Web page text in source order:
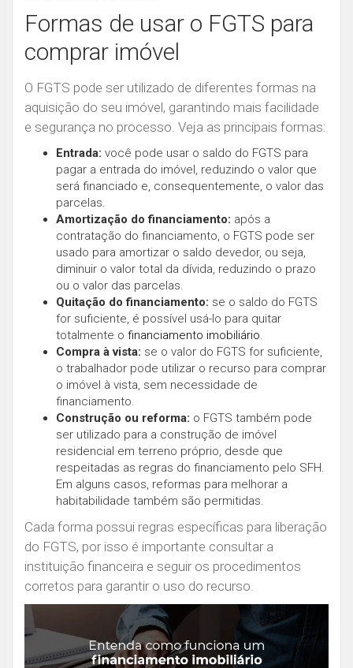
Formas de usar o FGTS para
comprar imóvel
O FGTS pode ser utilizado de diferentes formas na
aquisição do seu imóvel, garantindo mais facilidade
e segurança no processo. Veja as principais formas:
Entrada: você pode usar o saldo do FGTS para
pagar a entrada do imóvel, reduzindo o valor que
será financiado e, consequentemente, o valor das
parcelas.
Amortização do financiamento: após a
contratação do financiamento, o FGTS pode ser
usado para amortizar o saldo devedor, ou seja,
diminuir o valor total da dívida, reduzindo o prazo
ou o valor das parcelas.
Quitação do financiamento: se o saldo do FGTS
for suficiente, é possível usá-lo para quitar
totalmente o financiamento imobiliário.
Compra à vista: se o valor do FGTS for suficiente,
o trabalhador pode utilizar o recurso para comprar
o imóvel à vista, sem necessidade de
financiamento.
Construção ou reforma: o FGTS também pode
ser utilizado para a construção de imóvel
residencial em terreno próprio, desde que
respeitadas as regras do financiamento pelo SFH.
Em alguns casos, reformas para melhorar a
habitabilidade também são permitidas.
Cada forma possui regras específicas para liberação
do FGTS, por isso é importante consultar a
instituição financeira e seguir os procedimentos
corretos para garantir o uso do recurso.